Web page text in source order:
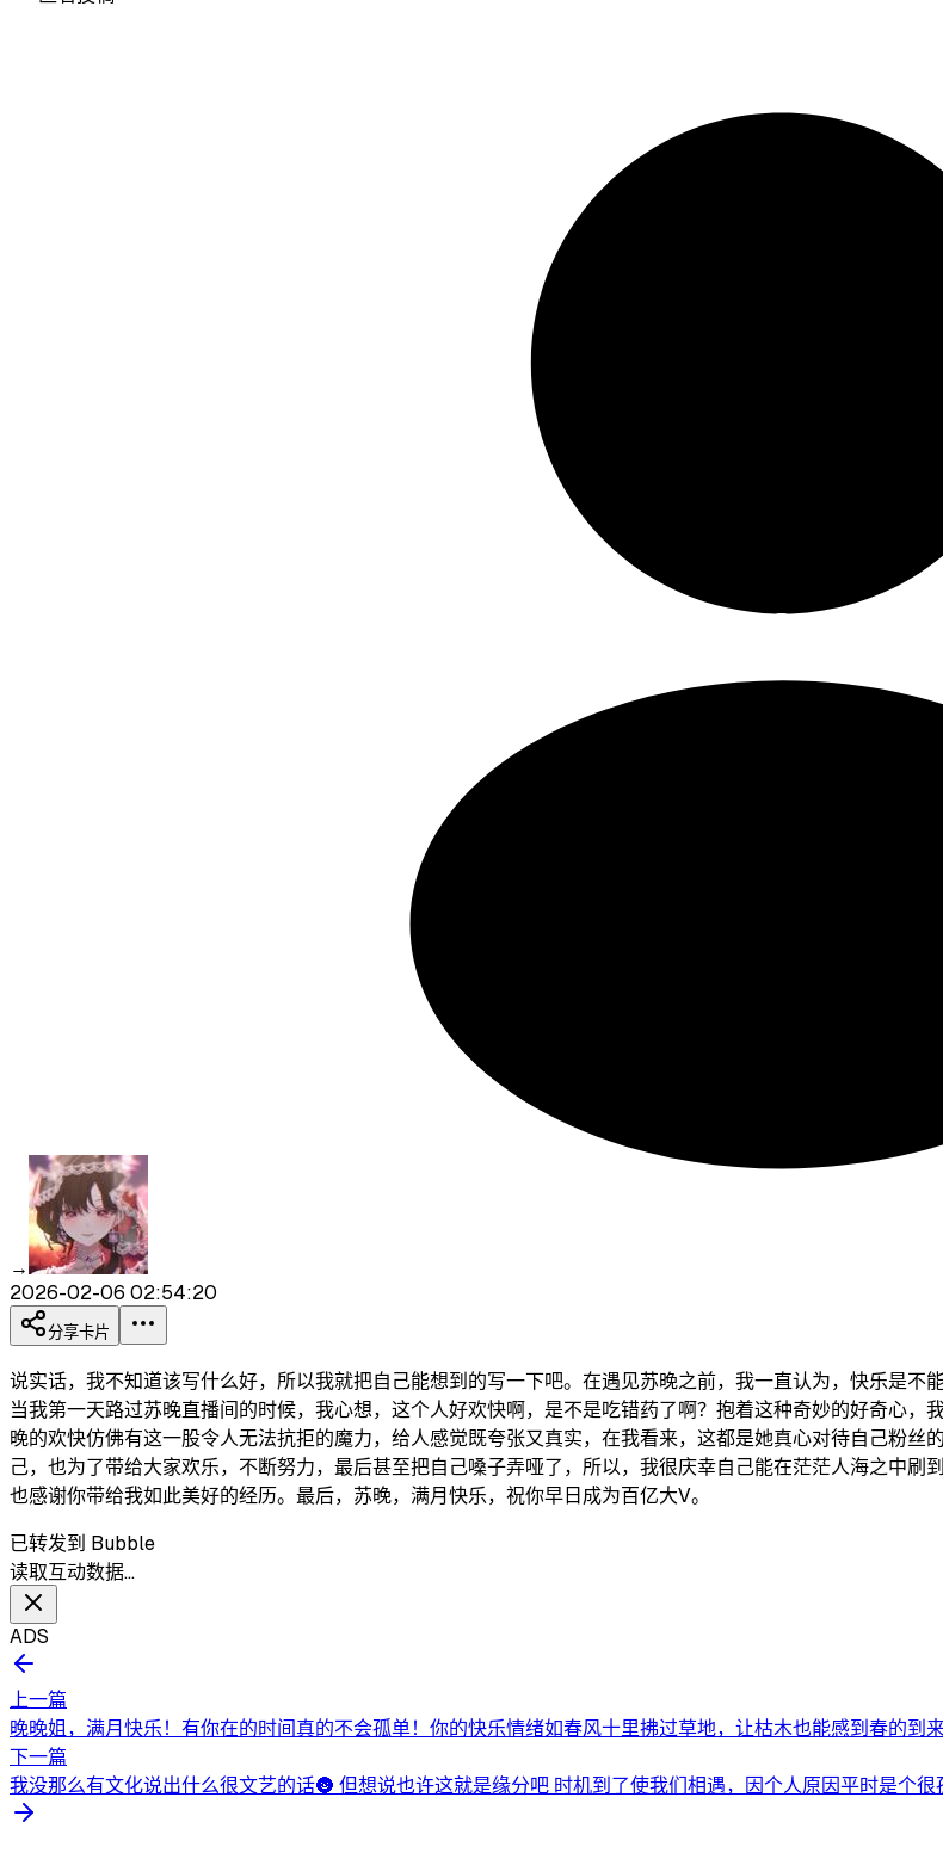
→
2026-02-06 02:54:20
分享卡片
说实话，我不知道该写什么好，所以我就把自己能想到的写一下吧。在遇见苏晚之前，我一直认为，快乐是不
当我第一天路过苏晚直播间的时候，我心想，这个人好欢快啊，是不是吃错药了啊？抱着这种奇妙的好奇心
晚的欢快仿佛有这一股令人无法抗拒的魔力，给人感觉既夸张又真实，在我看来，这都是她真心对待自己粉
己，也为了带给大家欢乐，不断努力，最后甚至把自己嗓子弄哑了，所以，我很庆幸自己能在茫茫人海之中刷
也感谢你带给我如此美好的经历。最后，苏晚，满月快乐，祝你早日成为百亿大V。
已转发到 Bubble
读取互动数据…
ADS
上一篇
晚晚姐，满月快乐！有你在的时间真的不会孤单！你的快乐情绪如春风十里拂过草地，让枯木也能感到春的到
下一篇
我没那么有文化说出什么很文艺的话🌚 但想说也许这就是缘分吧 时机到了使我们相遇，因个人原因平时是个很